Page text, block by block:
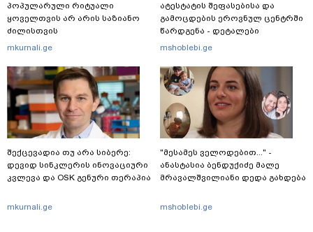
პოპულარული რიტუალი
ყოველთვის არ არის საზიანო
ძილისთვის
mkurnali.ge
შექცევადია თუ არა სიბერე:
დევიდ სინკლერის ინოვაციური
კვლევა და OSK გენური თერაპია
mkurnali.ge
ატესტატის შეფასებისა და
გამოცდების ეროვნულ ცენტრში
წარდგენა - დეტალები
mshoblebi.ge
"მესამეს ველოდებით..." -
ანასტასია ბენდუქიძე მალე
მრავალშვილიანი დედა გახდება
mshoblebi.ge